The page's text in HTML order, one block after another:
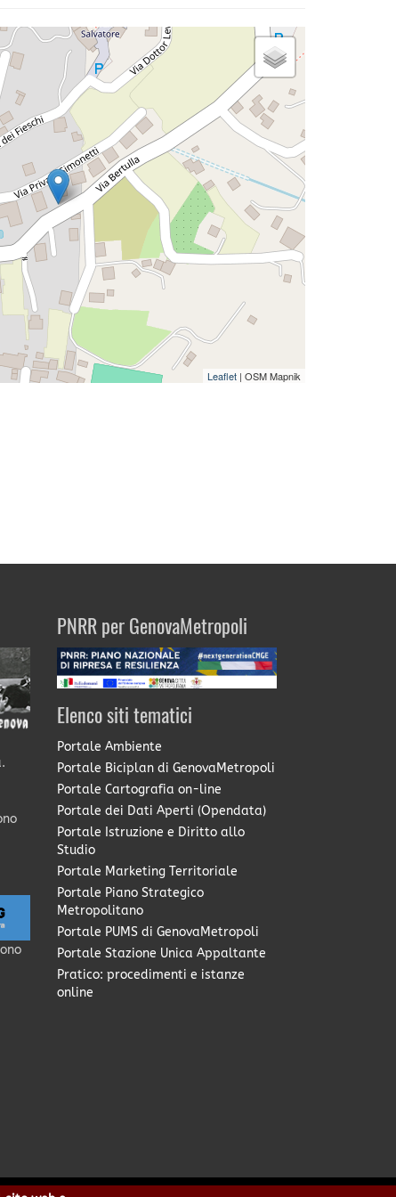
Leaflet | OSM Mapnik
PNRR per GenovaMetropoli
Elenco siti tematici
Portale Ambiente
Portale Biciplan di GenovaMetropoli
Portale Cartografia on-line
Portale dei Dati Aperti (Opendata)
Portale Istruzione e Diritto allo
Studio
Portale Marketing Territoriale
Portale Piano Strategico
Metropolitano
Portale PUMS di GenovaMetropoli
Portale Stazione Unica Appaltante
Pratico: procedimenti e istanze
online